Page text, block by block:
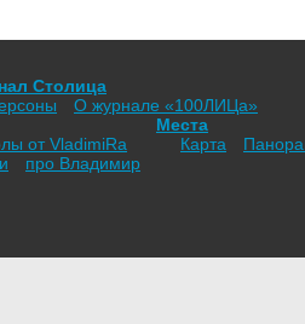
Столица
О журнале «100ЛИЦа»
от VladimiRа
Места
Карта
про Владимир